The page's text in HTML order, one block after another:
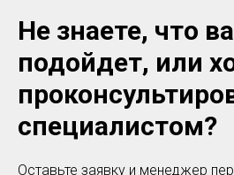
Не знаете, что
подойдет, или
специалистом?
Оставьте заявку и менеджер